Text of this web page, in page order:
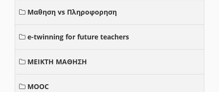
Μαθηση vs Πληροφορηση
e-twinning for future teachers
ΜΕΙΚΤΗ ΜΑΘΗΣΗ
MOOC